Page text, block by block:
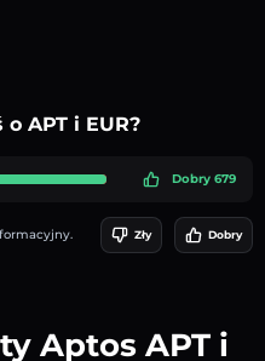
APT i EUR?
Dobry 679
Zły Dobry
Aptos APT i